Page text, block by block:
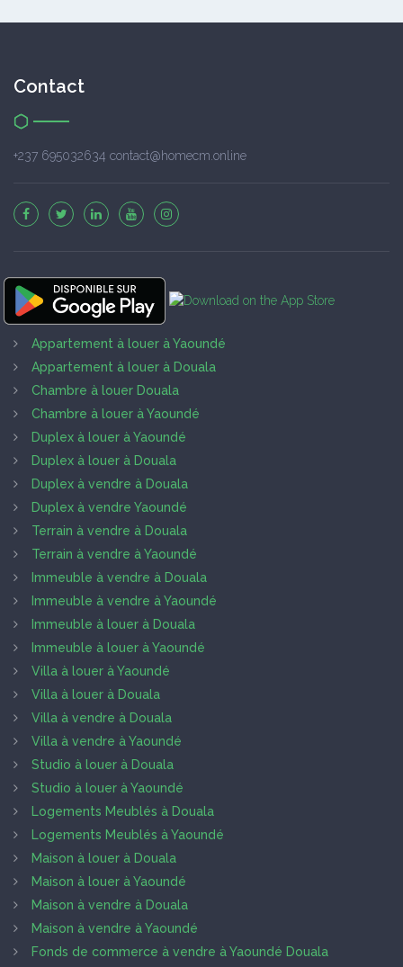
Contact
+237 695032634 contact@homecm.online
Appartement à louer à Yaoundé
Appartement à louer à Douala
Chambre à louer Douala
Chambre à louer à Yaoundé
Duplex à louer à Yaoundé
Duplex à louer à Douala
Duplex à vendre à Douala
Duplex à vendre Yaoundé
Terrain à vendre à Douala
Terrain à vendre à Yaoundé
Immeuble à vendre à Douala
Immeuble à vendre à Yaoundé
Immeuble à louer à Douala
Immeuble à louer à Yaoundé
Villa à louer à Yaoundé
Villa à louer à Douala
Villa à vendre à Douala
Villa à vendre à Yaoundé
Studio à louer à Douala
Studio à louer à Yaoundé
Logements Meublés à Douala
Logements Meublés à Yaoundé
Maison à louer à Douala
Maison à louer à Yaoundé
Maison à vendre à Douala
Maison à vendre à Yaoundé
Fonds de commerce à vendre à Yaoundé Douala